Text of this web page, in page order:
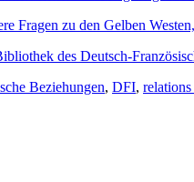
Fragen zu den Gelben
des Deutsch-
Beziehungen, DFI,